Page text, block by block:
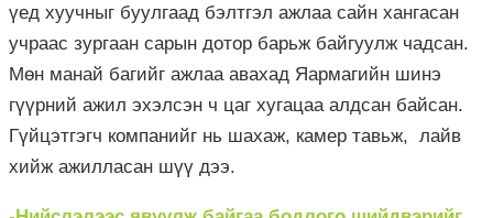
үед хуучныг буулгаад бэлтгэл ажлаа сайн хангасан
учраас зургаан сарын дотор барьж байгуулж чадсан.
Мөн манай багийг ажлаа авахад Яармагийн шинэ
гүүрний ажил эхэлсэн ч цаг хугацаа алдсан байсан.
Гүйцэтгэгч компанийг нь шахаж, камер тавьж, лайв
хийж ажилласан шүү дээ.